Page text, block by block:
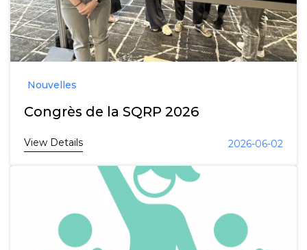
Nouvelles
Congrès de la SQRP 2026
View Details 2026-06-02